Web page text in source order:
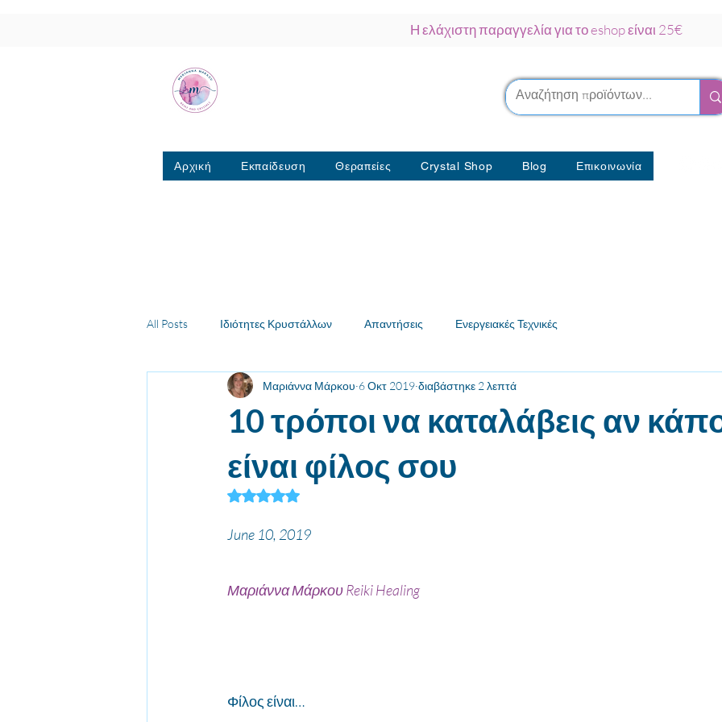
Η ελάχιστη παραγγελία για το eshop είναι 25€
Αρχική Εκπαίδευση Θεραπείες Crystal Shop Blog Επικοινωνία
All Posts Ιδιότητες Κρυστάλλων Απαντήσεις Ενεργειακές Τεχνικές
10 τρόποι να καταλάβεις αν
είναι φίλος σου
Μαριάννα Μάρκου 6 Οκτ 2019 διαβάστηκε 2 λεπτά
Βαθμολογήθηκε με NaN από 5 αστέρια.
June 10, 2019
Μαριάννα Μάρκου Reiki Healing
Φίλος είναι…